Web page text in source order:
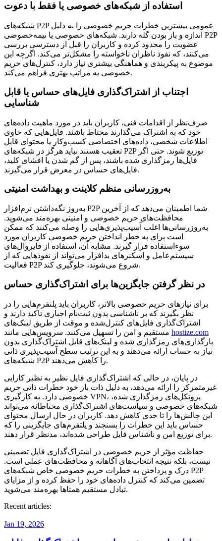
استفاده از شبکه‌های خصوصی یا فقط با دعوت
شبکه‌های P2P عمومی بیشترین خطرات حریم خصوصی را به دلیل
اندازه و باز بودن گله دارند. شبکه‌های خصوصی یا نیمه‌خصوصی P2P
عضویت را محدود کرده و کاربران را قبل از دسترسی بررسی
می‌کنند، که نفوذ ناظران ناخواسته را مشکل‌تر می‌کند. اگرچه این
موضوع به پیکربندی و هماهنگی بیشتری نیاز دارد، کنترل‌های حریم
خصوصی به مراتب بهتری فراهم می‌کند.
اجتناب از اشتراک‌گذاری فایل‌های حساس یا قابل
شناسایی
صرف‌نظر از اقدامات فنی، کاربران باید در مورد ماهیت داده‌های
خود که به اشتراک می‌گذارند محتاط باشند. فایل‌هایی که حاوی
اطلاعات شخصی، داده‌های اختصاصی کسب‌وکار یا محتوای قابل
تعقیب هستند نباید هرگز در شبکه‌های P2P توزیع شوند. حتی اگر
فایل‌ها رمزگذاری شده باشند، پس از گم شدن یا افشای کلید،
فایل‌های حساس در معرض قرار می‌گیرند.
به‌روزرسانی منظم کلاینت و بهداشت امنیتی
به‌روز نگه‌داشتن نرم‌افزار P2P شما اطمینان می‌دهد که از آخرین
محافظت‌های حریم خصوصی و امنیتی بهره‌مند می‌شوید.
به‌روزرسانی‌ها اغلب آسیب‌پذیری‌هایی را وصله می‌کنند که ممکن
است برای به خطر انداختن حریم خصوصی کاربران مورد
سوءاستفاده قرار گیرند. مشابه آن، استفاده از فایروال‌های
سیستم‌عامل و اسکنرهای بدافزار می‌تواند از نفوذهایی که از
فعالیت P2P شروع می‌شوند، جلوگیری کند.
در نظر گرفتن جایگزین‌ها برای اشتراک‌گذاری حساس
برای نیازهای حریم خصوصی بالاتر، کاربران باید پلتفرم‌هایی را در
نظر بگیرند که بر ناشناسی بدون ثبت‌نام اجباری تاکید دارند و
اشتراک‌گذاری فایل‌های کنترل‌شده و موقت از طریق لینک‌های
hostize.com
بارگذاری‌های رمزگذاری شده و لینک‌های قابل اشتراک‌گذاری بدون
نیاز به حساب ارائه می‌دهند و به این ترتیب سطح آسیب‌پذیری ذاتی
شبکه‌های P2P را کاهش می‌دهند.
در پایان، در حالی که اشتراک‌گذاری فایل نظیر به نظیر کارایی
غیرمتمرکز را ارائه می‌دهد، به دلیل ذات باز خود خطرات ذاتی حریم
خصوصی دارد. به کارگیری VPN، پروتکل‌های رمزگذاری شده،
شبکه‌های خصوصی و سیاست‌های اشتراک‌گذاری محتاطانه می‌تواند
این چالش‌ها را تا حدی کاهش دهد. کاربران در حال ارسال محتوای
حساس باید این خطرات را بسنجند و پلتفرم‌های جایگزینی را که
برای توزیع امن و ناشناس فایل طراحی شده‌اند، مدنظر قرار دهند.
حفاظت مؤثر از حریم خصوصی در اشتراک‌گذاری فایل تضمینی
نیست، بلکه نتیجه انتخاب‌های آگاهانه و محافظت‌های عملی است.
درک و پرداختن به خطرات حریم خصوصی خاص شبکه‌های P2P
تضمین می‌کند که کنترل داده‌های خود را حفظ کرده و از مزایای
تبادل مستقیم همتاها بهره‌مند می‌شوید.
Recent articles:
Jan 19, 2026